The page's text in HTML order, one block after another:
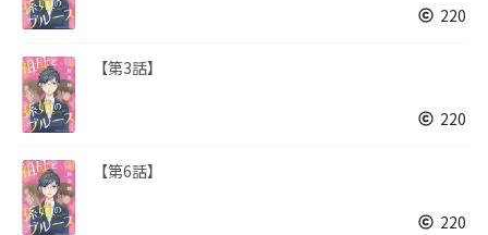
220
【第3話】
220
【第6話】
220